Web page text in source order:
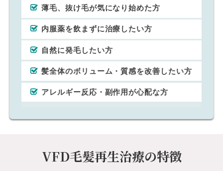
薄毛、抜け毛が気になり始めた方
内服薬を飲まずに治療したい方
自然に発毛したい方
髪全体のボリューム・質感を改善したい方
アレルギー反応・副作用が心配な方
VFD毛髪再生治療の特徴